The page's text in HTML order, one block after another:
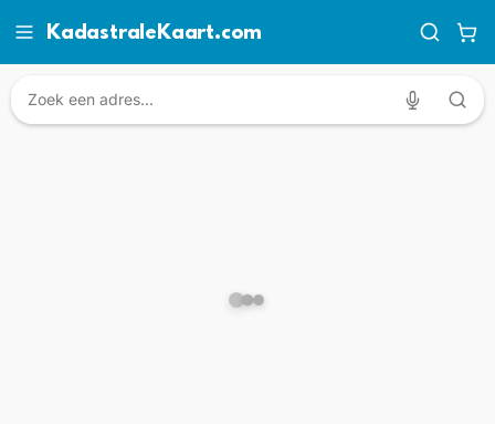
KadastraleKaart.com